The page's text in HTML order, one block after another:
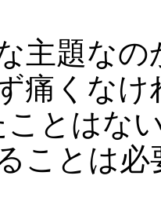
主題なの
くなけ
とはな
とは必